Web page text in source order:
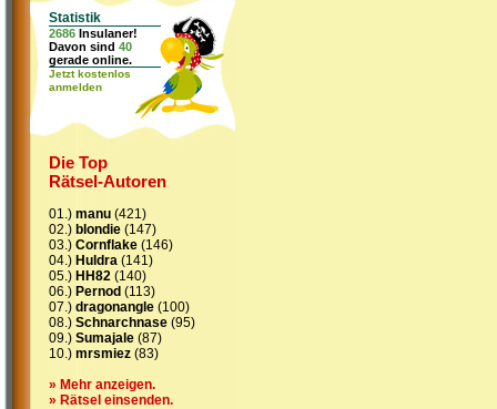
Statistik
2686 Insulaner!
Davon sind 40
gerade online.
Jetzt kostenlos
anmelden
Die Top
Rätsel-Autoren
01.) manu (421)
02.) blondie (147)
03.) Cornflake (146)
04.) Huldra (141)
05.) HH82 (140)
06.) Pernod (113)
07.) dragonangle (100)
08.) Schnarchnase (95)
09.) Sumajale (87)
10.) mrsmiez (83)
» Mehr anzeigen.
» Rätsel einsenden.